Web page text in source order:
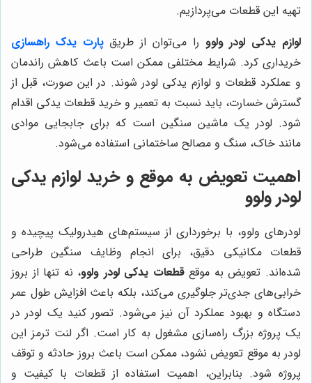
تهیه این قطعات می‌پردازیم.
لوازم یدکی لودر ولوو را می‌توان از طریقپارت یدک راهسازی
خریداری کرد. شرایط مختلفی ممکن است باعث کاهش راندمان
و عملکرد قطعات و لوازم یدکی لودر شوند. در این صورت، قبل از
گسترش خسارت، باید نسبت به تعمیر و خرید قطعات یدکی اقدام
شود. لودر یک ماشین سنگین است که برای جابجایی موادی
مانند خاک، سنگ و مصالح ساختمانی استفاده می‌شود.
اهمیت تعویض به موقع و خرید لوازم یدکی
لودر ولوو
لودرهای ولوو، با برخورداری از سیستم‌های هیدرولیک پیچیده و
قطعات مکانیکی دقیق، برای انجام وظایف سنگین طراحی
شده‌اند. تعویض به موقعقطعات یدکی لودر ولوو، نه تنها از بروز
خرابی‌های جدی‌تر جلوگیری می‌کند، بلکه باعث افزایش طول عمر
دستگاه و بهبود عملکرد آن نیز می‌شود. تصور کنید یک لودر در
یک پروژه بزرگ راه‌سازی مشغول به کار است. اگر لنت ترمز این
لودر به موقع تعویض نشود، ممکن است باعث بروز حادثه و توقف
پروژه شود. بنابراین، اهمیت استفاده از قطعات با کیفیت و